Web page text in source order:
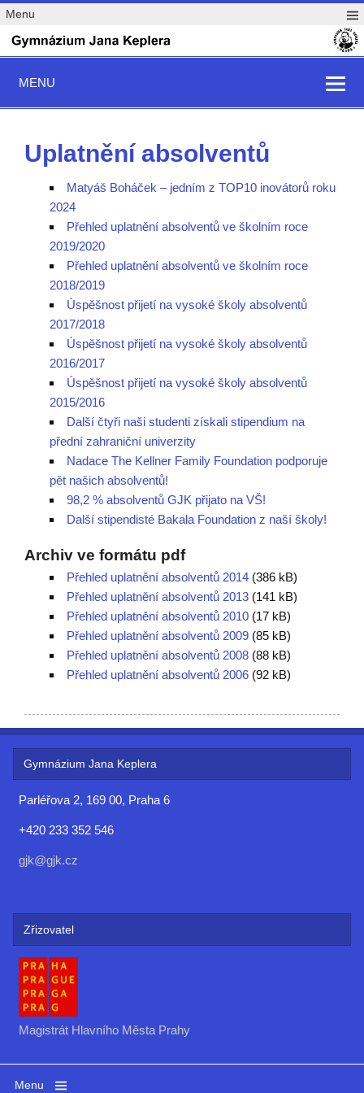
Menu
MENU
Uplatnění absolventů
Matyáš Boháček – jedním z TOP10 inovátorů roku
2024
Přehled uplatnění absolventů ve školním roce
2019/2020
Přehled uplatnění absolventů ve školním roce
2018/2019
Úspěšnost přijetí na vysoké školy absolventů
2017/2018
Úspěšnost přijetí na vysoké školy absolventů
2016/2017
Úspěšnost přijetí na vysoké školy absolventů
2015/2016
Další čtyři naši studenti získali stipendium na
přední zahraniční univerzity
Nadace The Kellner Family Foundation podporuje
pět našich absolventů!
98,2 % absolventů GJK přijato na VŠ!
Další stipendisté Bakala Foundation z naší školy!
Archiv ve formátu pdf
Přehled uplatnění absolventů 2014(386 kB)
Přehled uplatnění absolventů 2013(141 kB)
Přehled uplatnění absolventů 2010(17 kB)
Přehled uplatnění absolventů 2009(85 kB)
Přehled uplatnění absolventů 2008(88 kB)
Přehled uplatnění absolventů 2006(92 kB)
Gymnázium Jana Keplera
Parléřova 2, 169 00, Praha 6
+420 233 352 546
gjk@gjk.cz
Zřizovatel
Magistrát Hlavního Města Prahy
Menu